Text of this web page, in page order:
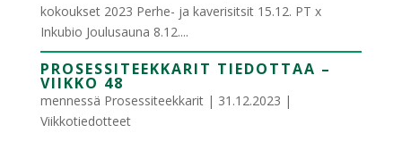
kokoukset 2023 Perhe- ja kaverisitsit 15.12. PT x
Inkubio Joulusauna 8.12....
PROSESSITEEKKARIT TIEDOTTAA –
VIIKKO 48
mennessä Prosessiteekkarit| 31.12.2023 |
Viikkotiedotteet